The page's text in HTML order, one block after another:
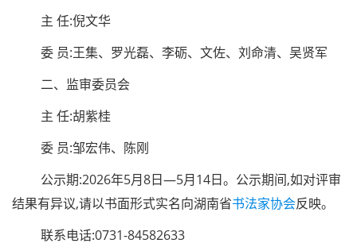
主 任:倪文华
委 员:王集、罗光磊、李砺、文佐、刘命清、吴贤军
二、监审委员会
主 任:胡紫桂
委 员:邹宏伟、陈刚
公示期:2026年5月8日—5月14日。公示期间,如对评审
结果有异议,请以书面形式实名向湖南省书法家协会反映。
联系电话:0731-84582633